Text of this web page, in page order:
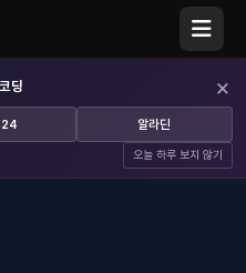
딩
알라딘
오늘 하루 보지 않기
×